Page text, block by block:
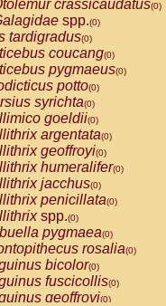
crassicaudatus(0)
spp.(0)
tardigradus(0)
coucang(0)
pygmaeus(0)
potto(0)
syrichta(0)
goeldii(0)
argentata(0)
geoffroyi(0)
humeralifer(0)
jacchus(0)
penicillata(0)
spp.(0)
pygmaea(0)
rosalia(0)
bicolor(0)
fuscicollis(0)
geoffroyi(0)